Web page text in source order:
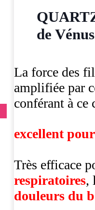
de
La force des
amplifiée par
conférant à
excellent
Très efficace
respiratoires,
douleurs du